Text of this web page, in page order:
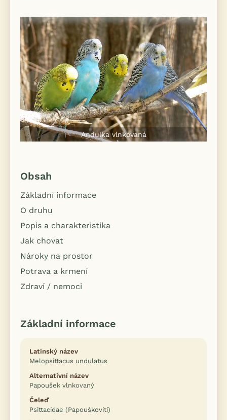
Andulka vlnkovaná
Obsah
Základní informace
O druhu
Popis a charakteristika
Jak chovat
Nároky na prostor
Potrava a krmení
Zdraví / nemoci
Základní informace
Latinský název
Melopsittacus undulatus
Alternativní název
Papoušek vlnkovaný
Čeleď
Psittacidae (Papouškovití)